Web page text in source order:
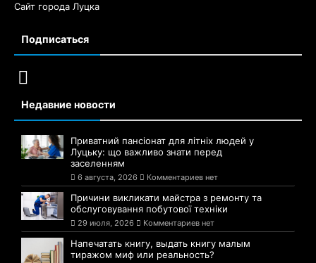
Сайт города Луцка
Подписаться
Недавние новости
Приватний пансіонат для літніх людей у
Луцьку: що важливо знати перед
заселенням
6 августа, 2026 Комментариев нет
Причини викликати майстра з ремонту та
обслуговування побутової техніки
29 июля, 2026 Комментариев нет
Напечатать книгу, выдать книгу малым
тиражом миф или реальность?